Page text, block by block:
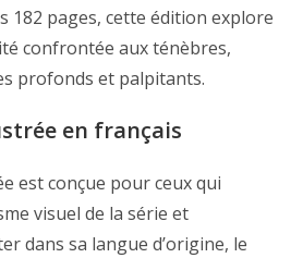
182 pages, cette édition explore
confrontée aux ténèbres,
profonds et palpitants.
en français
est conçue pour ceux qui
visuel de la série et
dans sa langue d’origine, le